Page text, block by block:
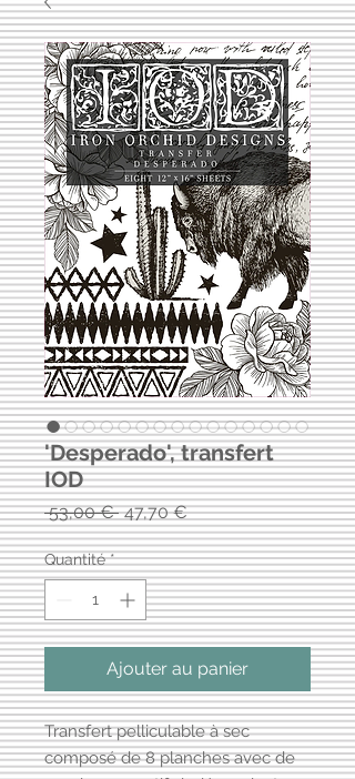
'Desperado', transfert
IOD
53,00 € Prix
original
47,70 €Prix
promotionnel
Quantité *
Ajouter au panier
Transfert pelliculable à sec
composé de 8 planches avec de